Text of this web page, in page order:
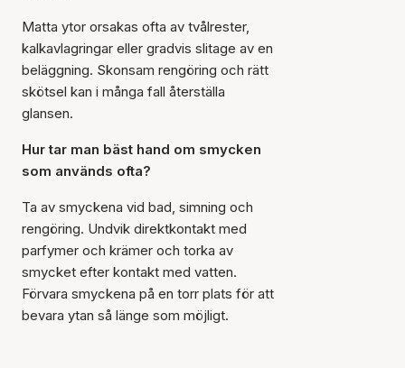
Matta ytor orsakas ofta av tvålrester,
kalkavlagringar eller gradvis slitage av en
beläggning. Skonsam rengöring och rätt
skötsel kan i många fall återställa
glansen.
Hur tar man bäst hand om smycken
som används ofta?
Ta av smyckena vid bad, simning och
rengöring. Undvik direktkontakt med
parfymer och krämer och torka av
smycket efter kontakt med vatten.
Förvara smyckena på en torr plats för att
bevara ytan så länge som möjligt.